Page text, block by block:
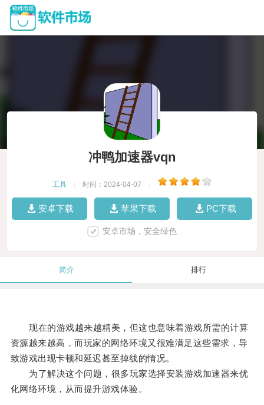
冲鸭加速器vqn
工具 时间：2024-04-07
安卓下载 苹果下载 PC下载
安卓市场，安全绿色
简介 排行
现在的游戏越来越精美，但这也意味着游戏所需的计算
资源越来越高，而玩家的网络环境又很难满足这些需求，导
致游戏出现卡顿和延迟甚至掉线的情况。
为了解决这个问题，很多玩家选择安装游戏加速器来优
化网络环境，从而提升游戏体验。